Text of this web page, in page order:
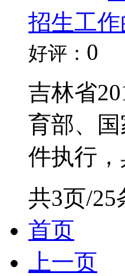
招生工
好评： 0
吉林省
育部、
件执行
共3页/25
首页
上一页